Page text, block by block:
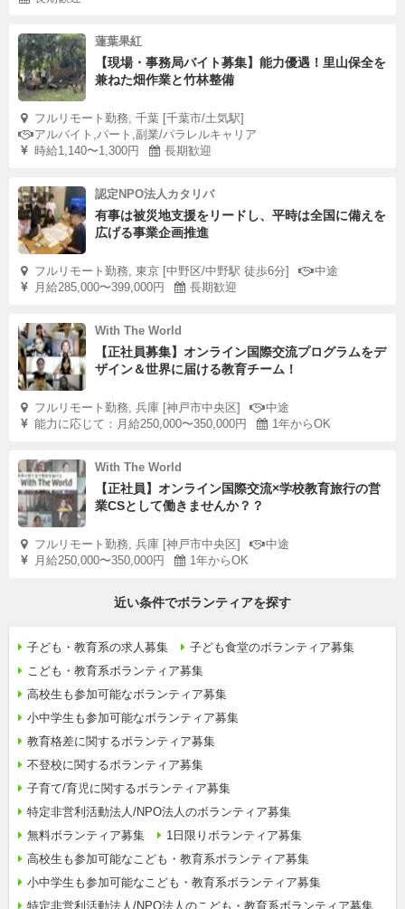
蓮葉果紅
【現場・事務局バイト募集】能力優遇！里山保全を
兼ねた畑作業と竹林整備
フルリモート勤務, 千葉 [千葉市/土気駅]
アルバイト,パート,副業/パラレルキャリア
時給1,140〜1,300円
長期歓迎
認定NPO法人カタリバ
有事は被災地支援をリードし、平時は全国に備えを
広げる事業企画推進
フルリモート勤務, 東京 [中野区/中野駅 徒歩6分]
中途
月給285,000〜399,000円
長期歓迎
With The World
【正社員募集】オンライン国際交流プログラムをデ
ザイン＆世界に届ける教育チーム！
フルリモート勤務, 兵庫 [神戸市中央区]
中途
能力に応じて：月給250,000〜350,000円
1年からOK
With The World
【正社員】オンライン国際交流×学校教育旅行の営
業CSとして働きませんか？？
フルリモート勤務, 兵庫 [神戸市中央区]
中途
月給250,000〜350,000円
1年からOK
近い条件でボランティアを探す
子ども・教育系の求人募集
子ども食堂のボランティア募集
こども・教育系ボランティア募集
高校生も参加可能なボランティア募集
小中学生も参加可能なボランティア募集
教育格差に関するボランティア募集
不登校に関するボランティア募集
子育て/育児に関するボランティア募集
特定非営利活動法人/NPO法人のボランティア募集
無料ボランティア募集
1日限りボランティア募集
高校生も参加可能なこども・教育系ボランティア募集
小中学生も参加可能なこども・教育系ボランティア募集
特定非営利活動法人/NPO法人のこども・教育系ボランティア募集